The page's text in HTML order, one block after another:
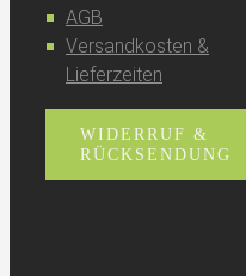
AGB
Versandkosten &
Lieferzeiten
WIDERRUF &
RÜCKSENDUNG